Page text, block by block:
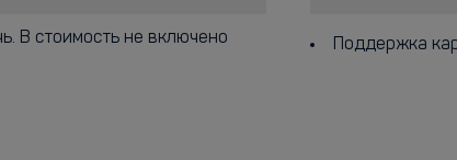
В стоимость не включено Поддержка